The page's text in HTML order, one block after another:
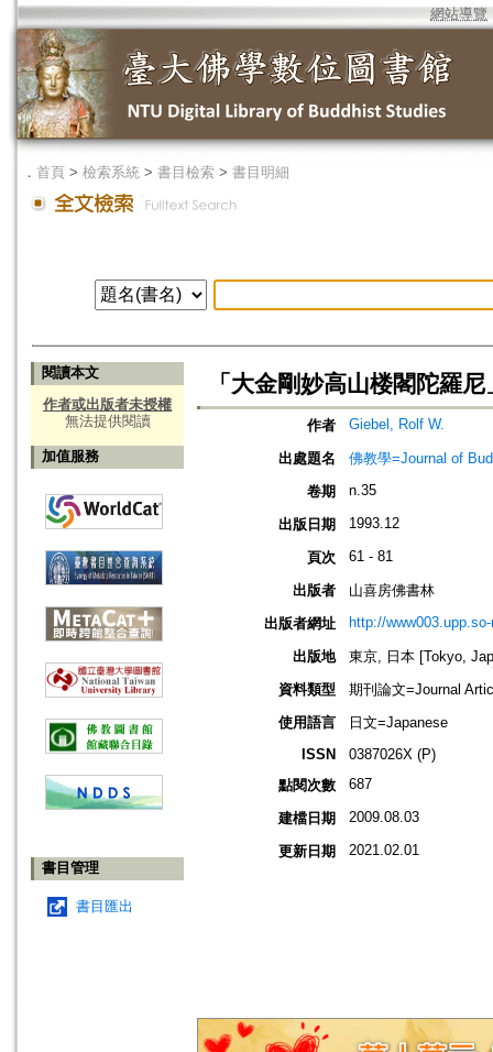
網站導覽
． 首頁 > 檢索系統 > 書目檢索 > 書目明細
閱讀本文
作者或出版者未授權
無法提供閱讀
加值服務
書目管理
書目匯出
「大金剛妙高山楼閣陀羅
作者 Giebel, Rolf W.
出處題名
佛教學=Journal of
卷期
n.35
出版日期 1993.12
頁次 61 - 81
出版者
山喜房佛書林
出版者網址
http://
出版地
東京, 日本 [Tokyo,
資料類型
期刊論文=Journal
使用語言
日文=Japanese
ISSN
0387026X (P)
點閱次數
687
建檔日期 2009.08.03
更新日期 2021.02.01